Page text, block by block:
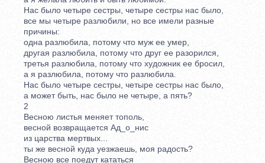
Нас было четыре сестры, четыре сестры нас было,
все мы четыре разлюбили, но все имели разные
причины:
одна разлюбила, потому что муж ее умер,
другая разлюбила, потому что друг ее разорился,
третья разлюбила, потому что художник ее бросил,
а я разлюбила, потому что разлюбила.
Нас было четыре сестры, четыре сестры нас было,
а может быть, нас было не четыре, а пять?
2
Весною листья меняет тополь,
весной возвращается Ад_о_нис
из царства мертвых...
ты же весной куда уезжаешь, моя радость?
Весною все поедут кататься